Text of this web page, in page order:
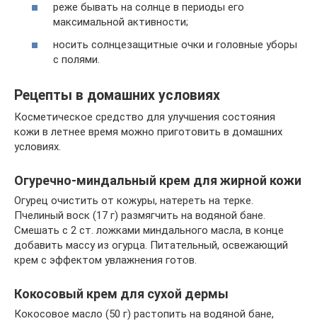
реже бывать на солнце в периоды его
максимальной активности;
носить солнцезащитные очки и головные уборы
с полями.
Рецепты в домашних условиях
Косметическое средство для улучшения состояния
кожи в летнее время можно приготовить в домашних
условиях.
Огуречно-миндальный крем для жирной кожи
Огурец очистить от кожуры, натереть на терке.
Пчелиный воск (17 г) размягчить на водяной бане.
Смешать с 2 ст. ложками миндального масла, в конце
добавить массу из огурца. Питательный, освежающий
крем с эффектом увлажнения готов.
Кокосовый крем для сухой дермы
Кокосовое масло (50 г) растопить на водяной бане,